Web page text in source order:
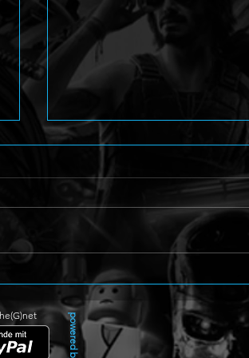
Angelic: Dark Symphony mit
düsterem Teaser angekündigt
powered by